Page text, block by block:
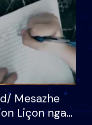
Mesazhe
Liçon nga